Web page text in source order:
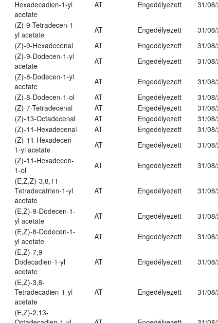
Hexadecadien-1-yl
acetate
AT Engedélyezett 31/
(Z)-9-Tetradecen-1-
yl acetate
AT Engedélyezett
31/
(Z)-9-Hexadecenal
AT Engedélyezett
31/
(Z)-9-Dodecen-1-yl
acetate
AT Engedélyezett
31/
(Z)-8-Dodecen-1-yl
acetate
AT Engedélyezett
31/
(Z)-8-Dodecen-1-ol
AT Engedélyezett
31/
(Z)-7-Tetradecenal
AT Engedélyezett
31/
(Z)-13-Octadecenal
AT Engedélyezett
31/
(Z)-11-Hexadecenal
AT Engedélyezett
31/
(Z)-11-Hexadecen-
1-yl acetate
AT Engedélyezett
31/
(Z)-11-Hexadecen-
1-ol
AT Engedélyezett
31/
(E,Z,Z)-3,8,11-
Tetradecatrien-1-yl
acetate
AT Engedélyezett 31/
(E,Z)-9-Dodecen-1-
yl acetate
AT Engedélyezett
31/
(E,Z)-8-Dodecen-1-
yl acetate
AT Engedélyezett
31/
(E,Z)-7,9-
Dodecadien-1-yl
acetate
AT Engedélyezett 31/
(E,Z)-3,8-
Tetradecadien-1-yl
acetate
AT Engedélyezett 31/
(E,Z)-2,13-